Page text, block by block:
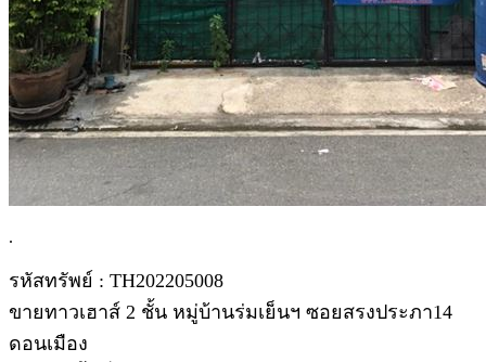
.
รหัสทรัพย์ : TH202205008
ขายทาวเฮาส์ 2 ชั้น หมู่บ้านร่มเย็นฯ ซอยสรงประภา14
ดอนเมือง